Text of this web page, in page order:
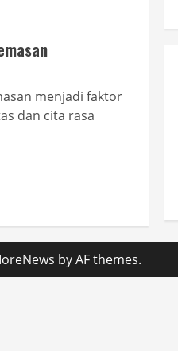
menjadi faktor
dan cita rasa
by AF themes.